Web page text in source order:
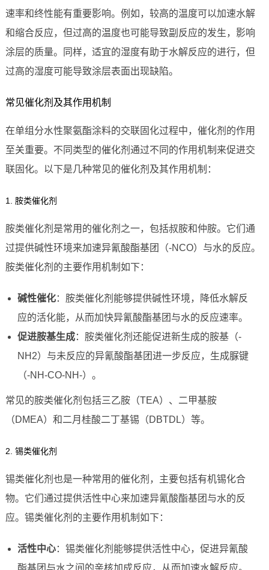
速率和终性能有重要影响。例如，较高的温度可以加速水解
和缩合反应，但过高的温度也可能导致副反应的发生，影响
涂层的质量。同样，适宜的湿度有助于水解反应的进行，但
过高的湿度可能导致涂层表面出现缺陷。
常见催化剂及其作用机制
在单组分水性聚氨酯涂料的交联固化过程中，催化剂的作用
至关重要。不同类型的催化剂通过不同的作用机制来促进交
联固化。以下是几种常见的催化剂及其作用机制：
1. 胺类催化剂
胺类催化剂是常用的催化剂之一，包括叔胺和仲胺。它们通
过提供碱性环境来加速异氰酸酯基团（-NCO）与水的反应。
胺类催化剂的主要作用机制如下：
碱性催化：胺类催化剂能够提供碱性环境，降低水解反
应的活化能，从而加快异氰酸酯基团与水的反应速率。
促进胺基生成：胺类催化剂还能促进新生成的胺基（-
NH2）与未反应的异氰酸酯基团进一步反应，生成脲键
（-NH-CO-NH-）。
常见的胺类催化剂包括三乙胺（TEA）、二甲基胺
（DMEA）和二月桂酸二丁基锡（DBTDL）等。
2. 锡类催化剂
锡类催化剂也是一种常用的催化剂，主要包括有机锡化合
物。它们通过提供活性中心来加速异氰酸酯基团与水的反
应。锡类催化剂的主要作用机制如下：
活性中心：锡类催化剂能够提供活性中心，促进异氰酸